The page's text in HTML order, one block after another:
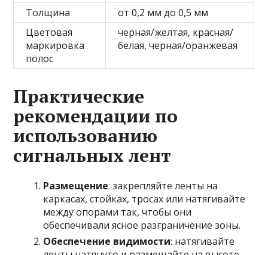
Толщина
от 0,2 мм до 0,5 мм
Цветовая
маркировка
полос
черная/желтая, красная/
белая, черная/оранжевая
Практические
рекомендации по
использованию
сигнальных лент
Размещение: закрепляйте ленты на
каркасах, стойках, тросах или натягивайте
между опорами так, чтобы они
обеспечивали ясное разграничение зоны.
Обеспечение видимости: натягивайте